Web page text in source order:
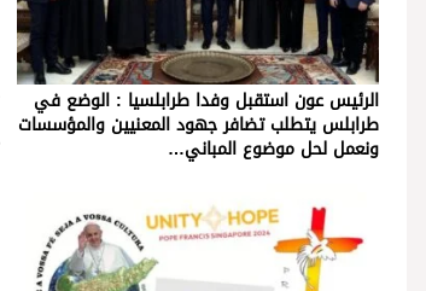
الرئيس عون استقبل وفدا طرابلسيا : الوضع في
طرابلس يتطلب تضافر جهود المعنيين والمؤسسات
ونعمل لحل موضوع المباني…